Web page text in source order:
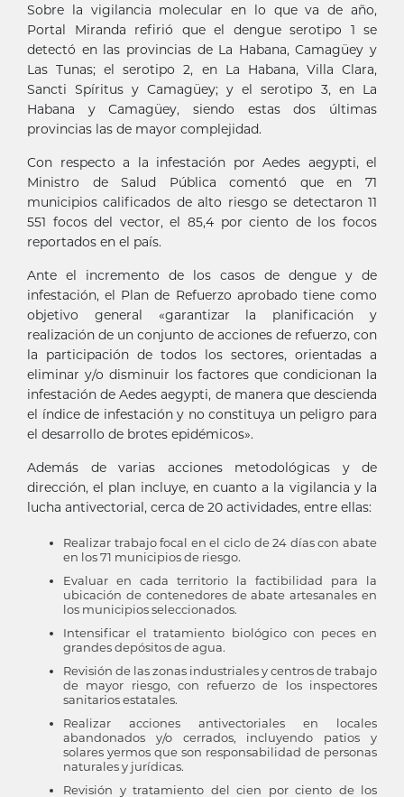
Sobre la vigilancia molecular en lo que va de año,
Portal Miranda refirió que el dengue serotipo 1 se
detectó en las provincias de La Habana, Camagüey y
Las Tunas; el serotipo 2, en La Habana, Villa Clara,
Sancti Spíritus y Camagüey; y el serotipo 3, en La
Habana y Camagüey, siendo estas dos últimas
provincias las de mayor complejidad.
Con respecto a la infestación por Aedes aegypti, el
Ministro de Salud Pública comentó que en 71
municipios calificados de alto riesgo se detectaron 11
551 focos del vector, el 85,4 por ciento de los focos
reportados en el país.
Ante el incremento de los casos de dengue y de
infestación, el Plan de Refuerzo aprobado tiene como
objetivo general «garantizar la planificación y
realización de un conjunto de acciones de refuerzo, con
la participación de todos los sectores, orientadas a
eliminar y/o disminuir los factores que condicionan la
infestación de Aedes aegypti, de manera que descienda
el índice de infestación y no constituya un peligro para
el desarrollo de brotes epidémicos».
Además de varias acciones metodológicas y de
dirección, el plan incluye, en cuanto a la vigilancia y la
lucha antivectorial, cerca de 20 actividades, entre ellas:
Realizar trabajo focal en el ciclo de 24 días con abate
en los 71 municipios de riesgo.
Evaluar en cada territorio la factibilidad para la
ubicación de contenedores de abate artesanales en
los municipios seleccionados.
Intensificar el tratamiento biológico con peces en
grandes depósitos de agua.
Revisión de las zonas industriales y centros de trabajo
de mayor riesgo, con refuerzo de los inspectores
sanitarios estatales.
Realizar acciones antivectoriales en locales
abandonados y/o cerrados, incluyendo patios y
solares yermos que son responsabilidad de personas
naturales y jurídicas.
Revisión y tratamiento del cien por ciento de los